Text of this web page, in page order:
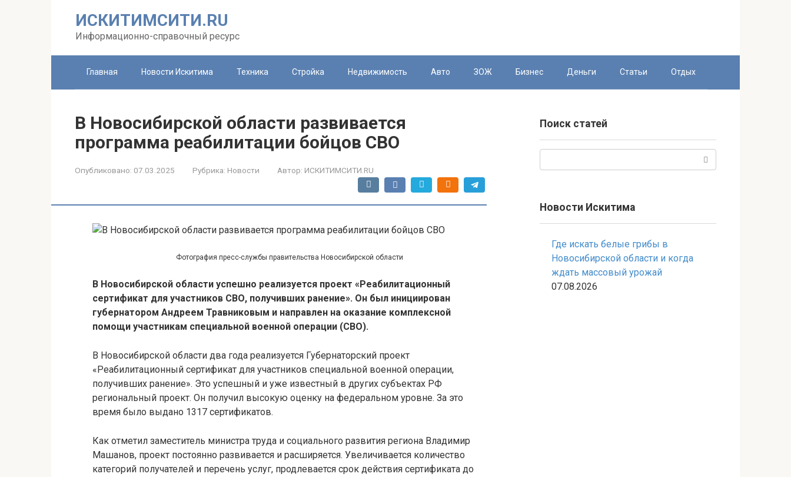
ИСКИТИМСИТИ.RU
Информационно-справочный ресурс
Главная Новости Искитима Техника Стройка Недвижимость Авто ЗОЖ Бизнес Деньги Статьи Отдых
В Новосибирской области развивается
программа реабилитации бойцов СВО
Опубликовано: 07.03.2025 Рубрика: Новости Автор: ИСКИТИМСИТИ.RU
Фотография пресс-службы правительства Новосибирской области
В Новосибирской области успешно реализуется проект «Реабилитационный
сертификат для участников СВО, получивших ранение». Он был инициирован
губернатором Андреем Травниковым и направлен на оказание комплексной
помощи участникам специальной военной операции (СВО).
В Новосибирской области два года реализуется Губернаторский проект
«Реабилитационный сертификат для участников специальной военной операции,
получивших ранение». Это успешный и уже известный в других субъектах РФ
региональный проект. Он получил высокую оценку на федеральном уровне. За это
время было выдано 1317 сертификатов.
Как отметил заместитель министра труда и социального развития региона Владимир
Машанов, проект постоянно развивается и расширяется. Увеличивается количество
категорий получателей и перечень услуг, продлевается срок действия сертификата до
Поиск статей
Новости Искитима
Где искать белые грибы в
Новосибирской области и когда
ждать массовый урожай
07.08.2026